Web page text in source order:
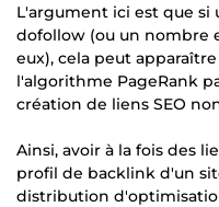
L'argument ici est que si
dofollow (ou un nombre
eux), cela peut
l'algorithme PageRank
création de liens SEO
Ainsi, avoir à la fois des
profil de backlink d'un
distribution